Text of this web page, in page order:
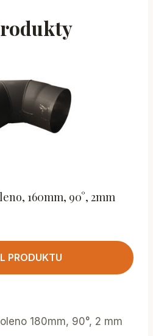
160mm, 90°, 2mm
PRODUKTU